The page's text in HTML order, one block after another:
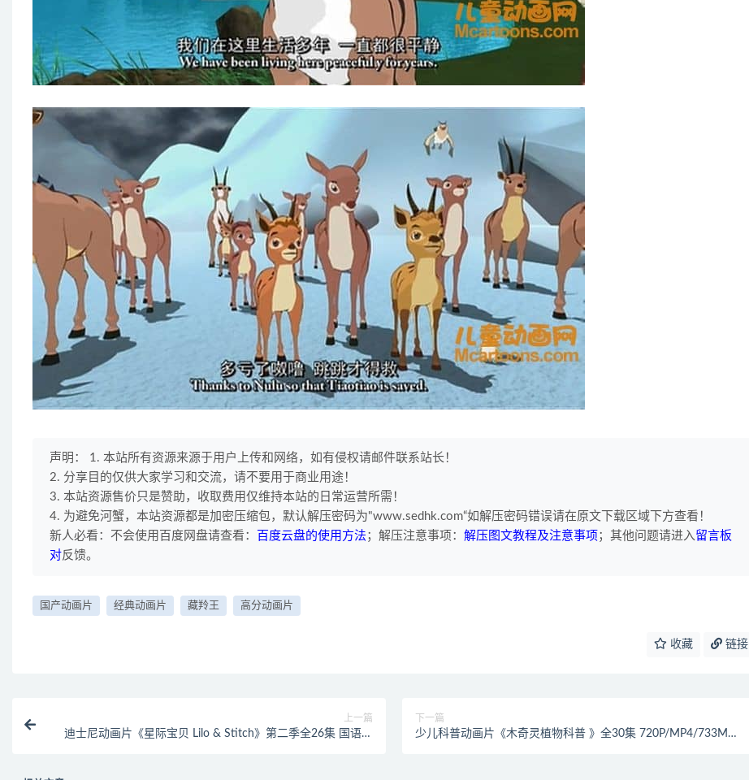
声明： 1. 本站所有资源来源于用户上传和网络，如有侵权请邮件联系站长！
2. 分享目的仅供大家学习和交流，请不要用于商业用途！
3. 本站资源售价只是赞助，收取费用仅维持本站的日常运营所需！
4. 为避免河蟹，本站资源都是加密压缩包，默认解压密码为"www.sedhk.com“如解压密码错误请在原文下载区域下方查看！
新人必看：不会使用百度网盘请查看： 百度云盘的使用方法 ；解压注意事项： 解压图文教程及注意事项 ；其他问题请进入 留言板
对反馈。
国产动画片 经典动画片 藏羚王 高分动画片
收藏 链接
上一篇
迪士尼动画片《星际宝贝 Lilo & Stitch》第二季全26集 国语版
下一篇
少儿科普动画片《木奇灵植物科普 》全30集 720P/MP4/733M